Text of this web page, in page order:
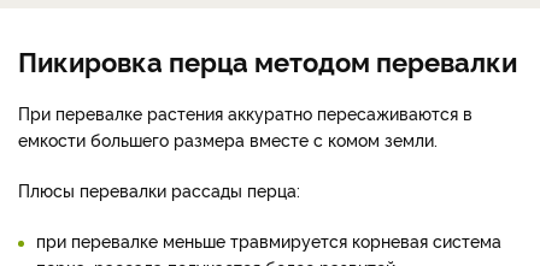
Пикировка перца методом перевалки
При перевалке растения аккуратно пересаживаются в
емкости большего размера вместе с комом земли.
Плюсы перевалки рассады перца:
при перевалке меньше травмируется корневая система